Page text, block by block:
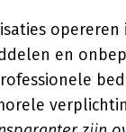
opereren
en